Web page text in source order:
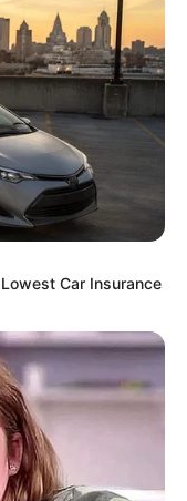
Joint Pain &
Car Insurance